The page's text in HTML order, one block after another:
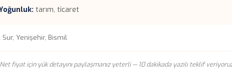
tarım, ticaret
Sur, Yenişehir, Bismil
fiyat için yük detayını paylaşmanız yeterli — 10 dakikada yazılı teklif